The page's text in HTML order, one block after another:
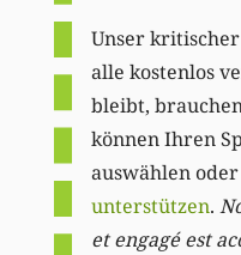
Unser
alle kostenlos
bleibt,
können Ihren
auswählen oder
unterstützen.
et engagé est